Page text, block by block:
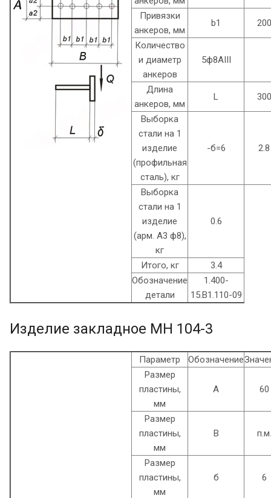
Привязки
анкеров, мм
b1 200
Количество
и диаметр
анкеров
5ф8AIII
Длина
анкеров, мм
L 300
Выборка
стали на 1
изделие
(профильная
сталь), кг
-б=6 2.8
Выборка
стали на 1
изделие
(арм. A3 ф8),
кг
0.6
Итого, кг
3.4
Обозначение
детали
1.400-
15.B1.110-09
Изделие закладное МН 104-3
Параметр Обозначение
Размер
пластины,
мм
А 60
Размер
пластины,
мм
B п.м.
Размер
пластины,
мм
б 6